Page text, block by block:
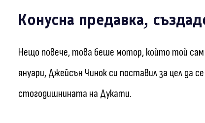
Конусна предавка,
Нещо повече, това беше мотор, който той сам
януари, Джейсън Чинок си поставил за цел да
стогодишнината на Дукати.